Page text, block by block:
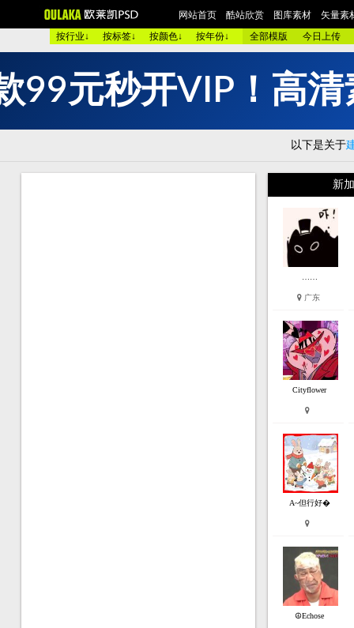
网站首页 酷站欣赏 图库素材
矢量素
按行业↓
按标签↓ 按颜色↓ 按年份↓ 全部模版 今日上传
图 库： 欧美酷图 平面设计 艺术摄影 包装设计 时装展示
颜 色 >> 黑色酷站 白色酷站 红色酷站 蓝色酷站
汽车交通 美容化妆
购物商店 网络游戏 个人网站 集团企业 酒店宾馆
数码相机 珠宝首饰
紫色模板
欧莱凯APP端下载
99元秒开V P ！ 高清
以下是关于
新
广东
Cityflower
A~但行好�
☮Echose